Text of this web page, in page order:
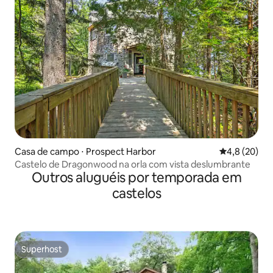
Casa de campo ⋅ Prospect Harbor 4,8 de uma
4,8 (20)
Castelo de Dragonwood na orla com vista deslumbrante
Outros aluguéis por temporada em
castelos
Superhost
Superhost